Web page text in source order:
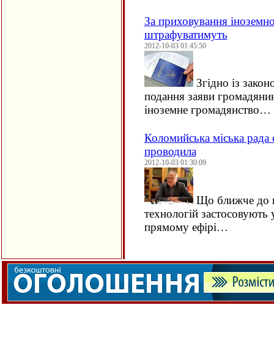
За приховування
штрафуватимуть
2012-10-03 01:45:50
Згідно із
подання заяви
іноземне громадянство…
Коломийська міська рада
проводила
2012-10-03 01:30:09
Що ближче до
технологій
прямому ефірі…